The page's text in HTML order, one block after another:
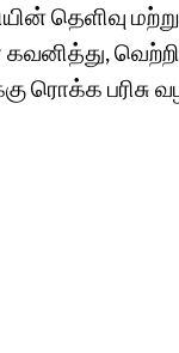
தெளிவு
ரொக்க பரிசு